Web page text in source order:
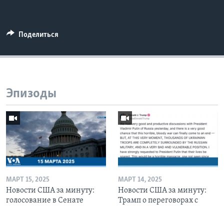
Поделиться
Эпизоды
МАРТ 15, 2025
Новости США за минуту:
голосование в Сенате
МАРТ 14, 2025
Новости США за минуту:
Трамп о переговорах с